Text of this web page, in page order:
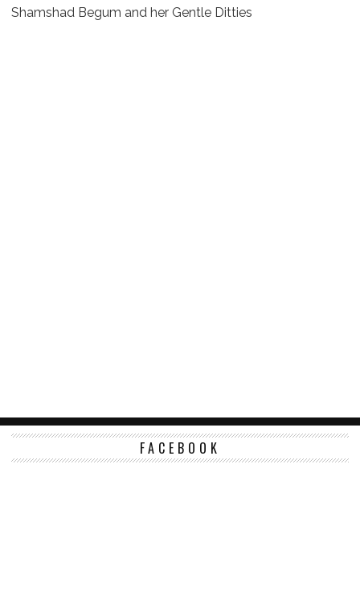
Shamshad Begum and her Gentle Ditties
FACEBOOK